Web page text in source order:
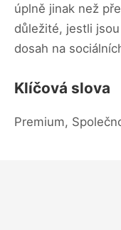
úplně jinak než
důležité, jestli
dosah na
Klíčová slova
Premium,